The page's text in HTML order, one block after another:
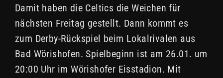
Damit haben die Celtics die Weichen für
nächsten Freitag gestellt. Dann kommt es
zum Derby-Rückspiel beim Lokalrivalen aus
Bad Wörishofen. Spielbeginn ist am 26.01. um
20:00 Uhr im Wörishofer Eisstadion. Mit